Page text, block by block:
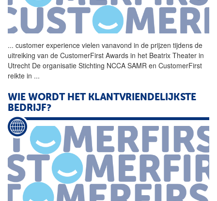
... customer experience vielen vanavond in de prijzen tijdens de
uitreiking van de CustomerFirst Awards in het Beatrix Theater in
Utrecht De organisatie Stichting NCCA SAMR en CustomerFirst
reikte in ...
WIE WORDT HET KLANTVRIENDELIJKSTE
BEDRIJF?